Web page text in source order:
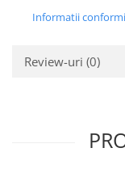
Informatii
Review-uri (0)